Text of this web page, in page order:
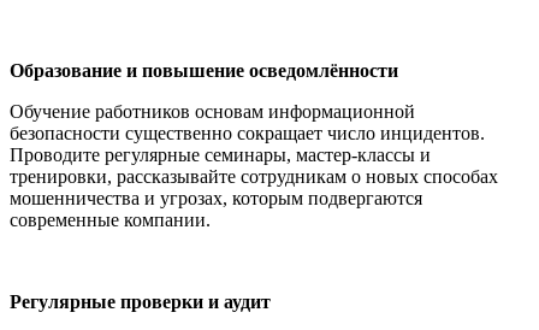
Образование и повышение осведомлённости
Обучение работников основам информационной
безопасности существенно сокращает число инцидентов.
Проводите регулярные семинары, мастер-классы и
тренировки, рассказывайте сотрудникам о новых способах
мошенничества и угрозах, которым подвергаются
современные компании.
Регулярные проверки и аудит